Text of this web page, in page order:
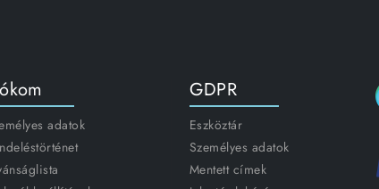
adatok
GDPR
Eszköztár
Személyes adatok
Mentett címek